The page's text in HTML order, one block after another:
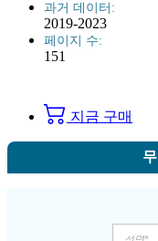
과거 데이터:
2019-2023
페이지 수:
151
지금 구매